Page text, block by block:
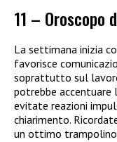
11 – Oroscopo
La settimana inizia
favorisce
soprattutto sul
potrebbe accentuare
evitate reazioni
chiarimento.
un ottimo trampolino